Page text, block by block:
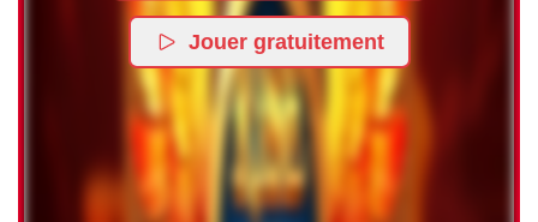
Jouer gratuitement